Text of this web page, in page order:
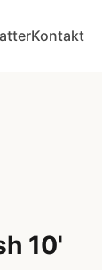
Kontakt
10'